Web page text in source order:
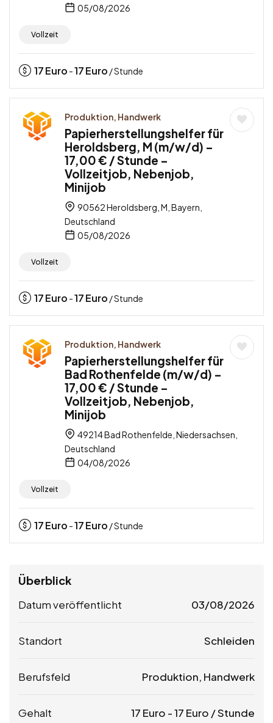
05/08/2026
Vollzeit
17Euro -17Euro / Stunde
Produktion, Handwerk
Papierherstellungshelfer für
Heroldsberg, M (m/w/d) –
17,00 € / Stunde –
Vollzeitjob, Nebenjob,
Minijob
90562 Heroldsberg, M, Bayern,
Deutschland
05/08/2026
Vollzeit
17Euro -17Euro / Stunde
Produktion, Handwerk
Papierherstellungshelfer für
Bad Rothenfelde (m/w/d) –
17,00 € / Stunde –
Vollzeitjob, Nebenjob,
Minijob
49214 Bad Rothenfelde, Niedersachsen,
Deutschland
04/08/2026
Vollzeit
17Euro -17Euro / Stunde
Überblick
Datum veröffentlicht 03/08/2026
Standort Schleiden
Berufsfeld Produktion, Handwerk
Gehalt 17 Euro -17 Euro / Stunde